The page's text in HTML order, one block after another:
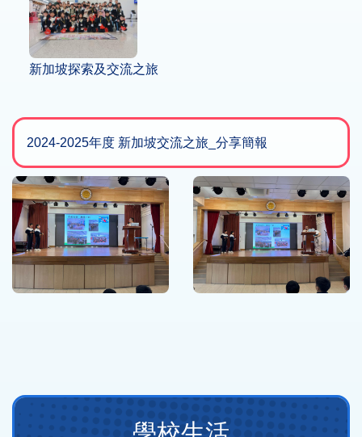
新加坡探索及交流之旅
2024-2025年度 新加坡交流之旅_分享簡報
Main